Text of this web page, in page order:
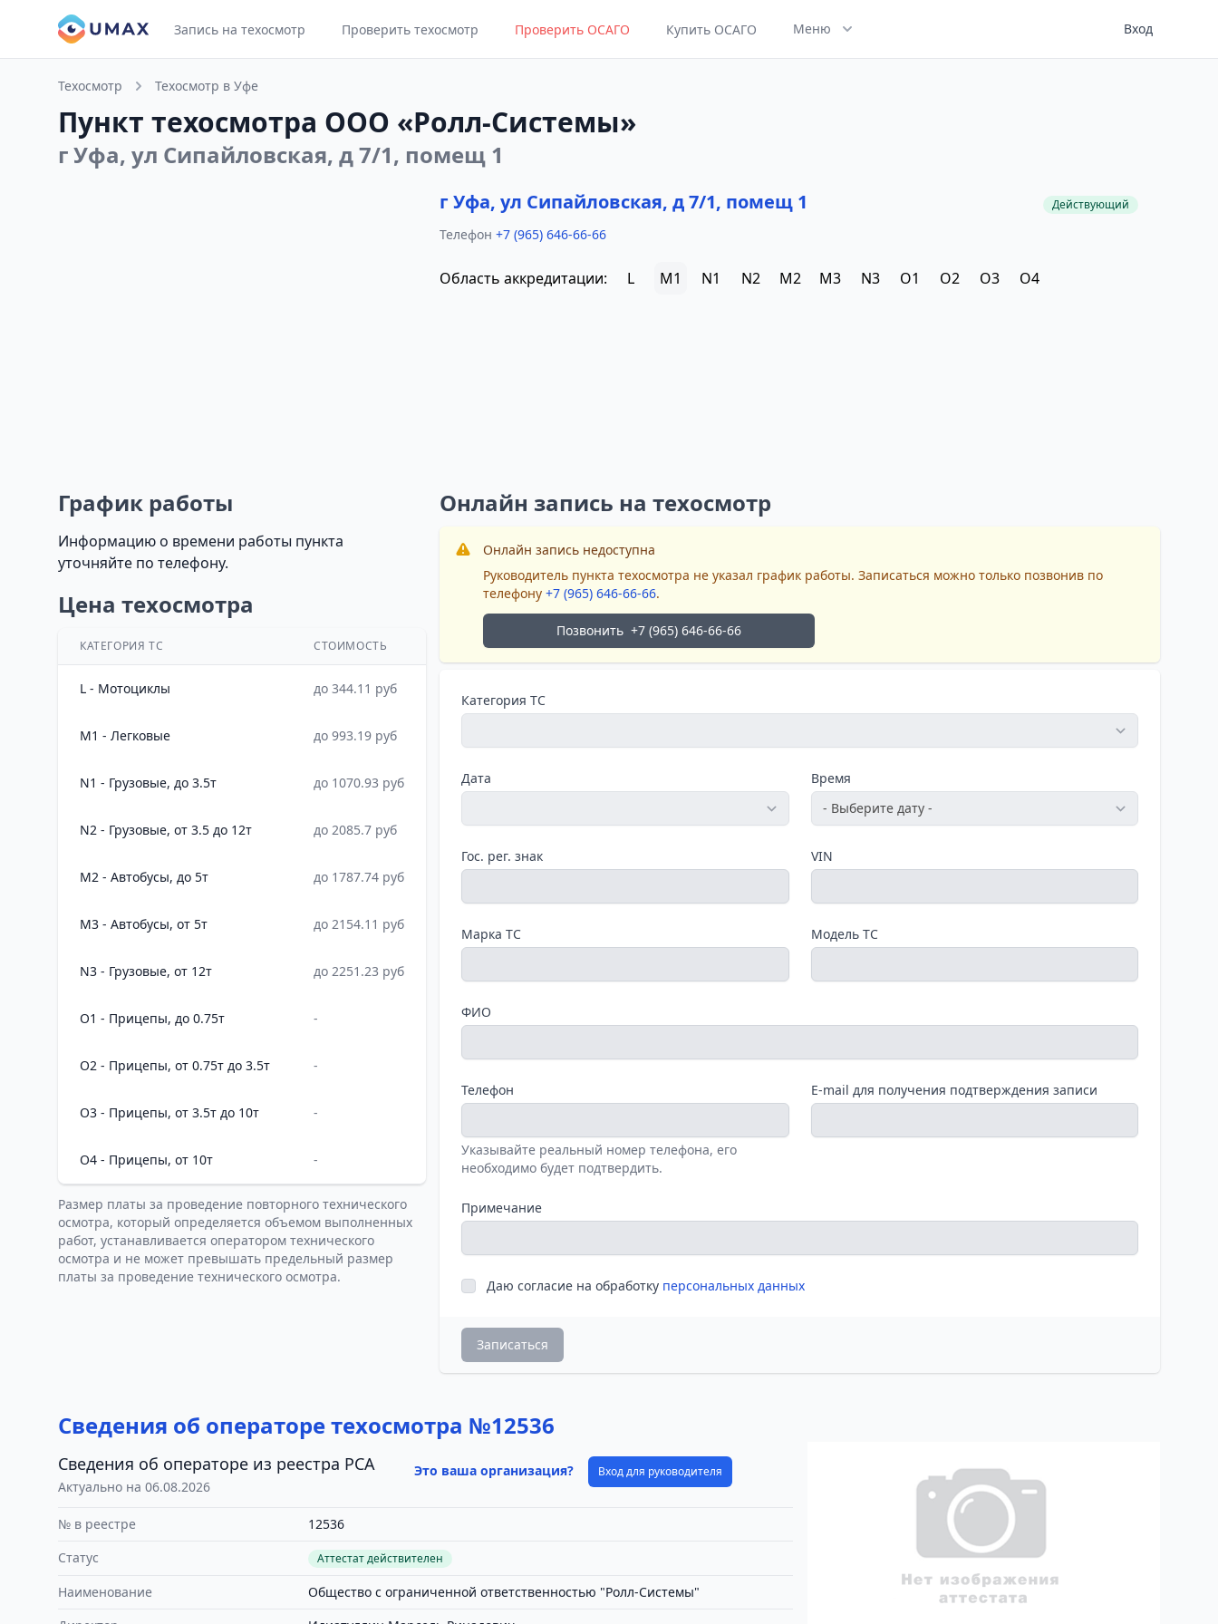
Запись на техосмотр Проверить техосмотр Проверить ОСАГО Купить ОСАГО Меню Вход
Техосмотр Техосмотр в Уфе
Пункт техосмотра ООО «Ролл-Системы»
г Уфа, ул Сипайловская, д 7/1, помещ 1
г Уфа, ул Сипайловская, д 7/1, помещ 1 Действующий
Телефон +7 (965) 646-66-66
Область аккредитации: L M1 N1 N2 M2 M3 N3 O1 O2 O3 O4
График работы
Информацию о времени работы пункта
уточняйте по телефону.
Цена техосмотра
КАТЕГОРИЯ ТС СТОИМОСТЬ
L - Мотоциклы до 344.11 руб
M1 - Легковые до 993.19 руб
N1 - Грузовые, до 3.5т до 1070.93 руб
N2 - Грузовые, от 3.5 до 12т до 2085.7 руб
M2 - Автобусы, до 5т до 1787.74 руб
M3 - Автобусы, от 5т до 2154.11 руб
N3 - Грузовые, от 12т до 2251.23 руб
O1 - Прицепы, до 0.75т -
O2 - Прицепы, от 0.75т до 3.5т -
O3 - Прицепы, от 3.5т до 10т -
O4 - Прицепы, от 10т -
Размер платы за проведение повторного технического
осмотра, который определяется объемом выполненных
работ, устанавливается оператором технического
осмотра и не может превышать предельный размер
платы за проведение технического осмотра.
Онлайн запись на техосмотр
Онлайн запись недоступна
Руководитель пункта техосмотра не указал график работы. Записаться можно только позвонив по
телефону+7 (965) 646-66-66.
Позвонить +7 (965) 646-66-66
Категория ТС
Дата Время
Гос. рег. знак VIN
Марка ТС Модель ТС
ФИО
Телефон
Указывайте реальный номер телефона, его
необходимо будет подтвердить.
E-mail для получения подтверждения записи
Примечание
Даю согласие на обработку персональных данных
Записаться
Сведения об операторе техосмотра №12536
Сведения об операторе из реестра РСА
Актуально на 06.08.2026
Это ваша организация? Вход для руководителя
№ в реестре
12536
Статус
Аттестат действителен
Наименование
Общество с ограниченной ответственностью "Ролл-Системы"